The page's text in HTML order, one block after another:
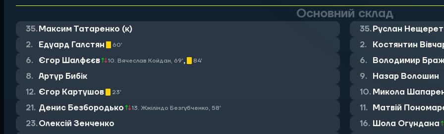
Основний склад
35.Максим Татаренко (к)
2.
Едуард Галстян 60'
6. Єгор Шалфєєв 10. Вячеслав Койдан, 69', 84'
8. Артур Бибік
12. Єгор Картушов 23'
21. Денис Безбородько 13. Жжіліндо Безгубченко, 58'
23.Олексій Зенченко
35.Руслан Нещерет
2.
Костянтин
6. Володимир
9. Назар Волошин
10. Микола
11. Матвій
16. Шола Огундана